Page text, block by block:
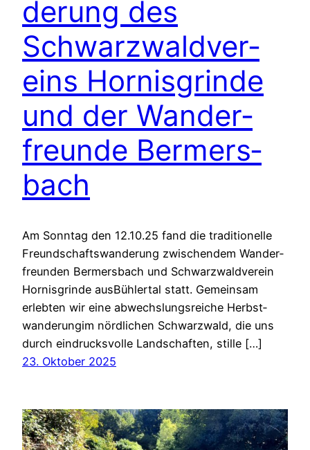
de­rung des
Schwarz­wald­ver­
eins Hor­nis­g­rin­de
und der Wan­der­
freun­de Ber­mers­
bach
Am Sonn­tag den 12.10.25 fand die tra­di­tio­nel­le
Freund­schafts­wan­de­rung zwi­schendem Wan­der­
freun­den Ber­mers­bach und Schwarz­wald­ver­ein
Hor­nis­g­rin­de ausBüh­ler­tal statt. Gemein­sam
erleb­ten wir eine abwechs­lungs­rei­che Herbst­
wan­de­rungim nörd­li­chen Schwarz­wald, die uns
durch ein­drucks­vol­le Land­schaf­ten, stil­le […]
23. Oktober 2025